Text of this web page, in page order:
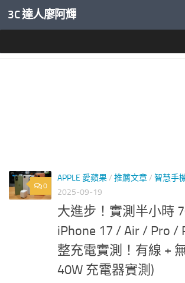
內文下方
3C 達人廖阿輝
0
APPLE 愛蘋果/ 推薦文章/ 智慧手
2025-09-19
大進步！實測半小時
iPhone 17 / Air / Pro /
整充電實測！有線 +
40W 充電器實測)